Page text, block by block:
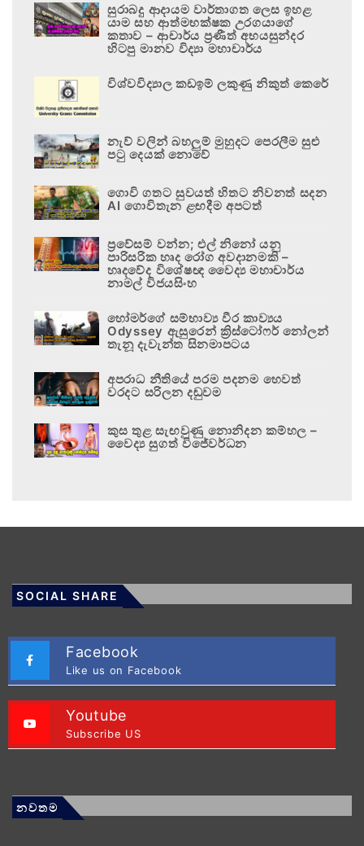
සුරාබදු ආදායම වාර්තාගත ලෙස ඉහළ
යාම සහ ආත්මභක්ෂක උරගයාගේ
කතාව – ආචාර්ය ප්‍රණීත් අභයසුන්දර
හිටපු මානව විද්‍යා මහාචාර්ය
විශ්වවිද්‍යාල කඩඉම් ලකුණු නිකුත් කෙරේ
නැව් වලින් බහලුම් මුහුදට පෙරලීම සුළු
පටු දෙයක් නොවේ
ගොවි ගතට සුවයත් හිතට නිවනත් සදන
AI ගොවිතැන ළඟදීම අපටත්
ප්‍රවේසම් වන්න; එල් නිනෝ යනු
පාරිසරික හෘද රෝග අවදානමකි –
හෘදවේද විශේෂඥ වෛද්‍ය මහාචාර්ය
නාමල් විජයසිංහ
හෝමර්ගේ සම්භාව්‍ය වීර කාව්‍යය
Odyssey ඇසුරෙන් ක්‍රිස්ටෝෆර් නෝලන්
තැනූ දැවැන්ත සිනමාපටය
අපරාධ නීතියේ පරම පදනම හෙවත්
වරදට සරිලන දඬුවම
කුස තුළ සැඟවුණු නොනිදන කම්හල –
වෛද්‍ය සුගත් විජේවර්ධන
SOCIAL SHARE
Facebook
Like us on Facebook
Youtube
Subscribe US
නවතම